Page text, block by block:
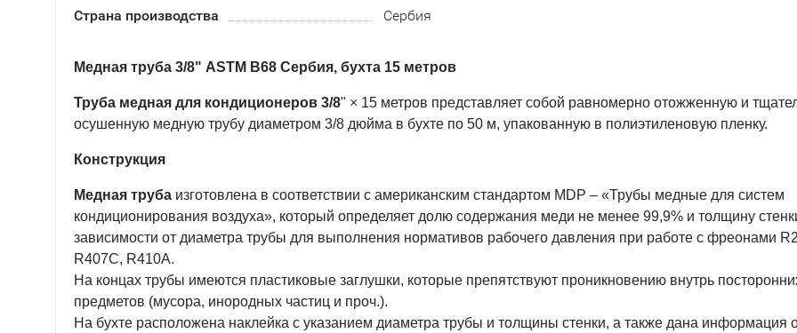
Страна производства
Сербия
Медная труба 3/8" ASTM В68 Сербия, бухта 15 метров
Труба медная для кондиционеров 3/8" × 15 метров представляет собой равномерно отожженную и
осушенную медную трубу диаметром 3/8 дюйма в бухте по 50 м, упакованную в полиэтиленовую пленку.
Конструкция
Медная труба изготовлена в соответствии с американским стандартом MDP – «Трубы медные для систем
кондиционирования воздуха», который определяет долю содержания меди не менее 99,9% и толщину
зависимости от диаметра трубы для выполнения нормативов рабочего давления при работе с фреонами
R407C, R410A.
На концах трубы имеются пластиковые заглушки, которые препятствуют проникновению внутрь
предметов (мусора, инородных частиц и проч.).
На бухте расположена наклейка с указанием диаметра трубы и толщины стенки, а также дана информация